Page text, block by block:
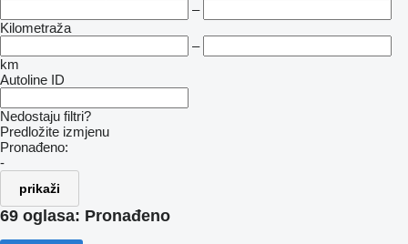
–
Kilometraža
–
km
Autoline ID
Nedostaju filtri?
Predložite izmjenu
Pronađeno:
-
prikaži
69 oglasa: Pronađeno